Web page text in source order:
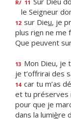
R/ 11
le Seigneur
12 sur Dieu, je
plus rien ne me
Que peuvent
13 Mon Dieu, je
je t’offrirai des
14 car tu m’as
et tu préserves
pour que je
dans la lumière